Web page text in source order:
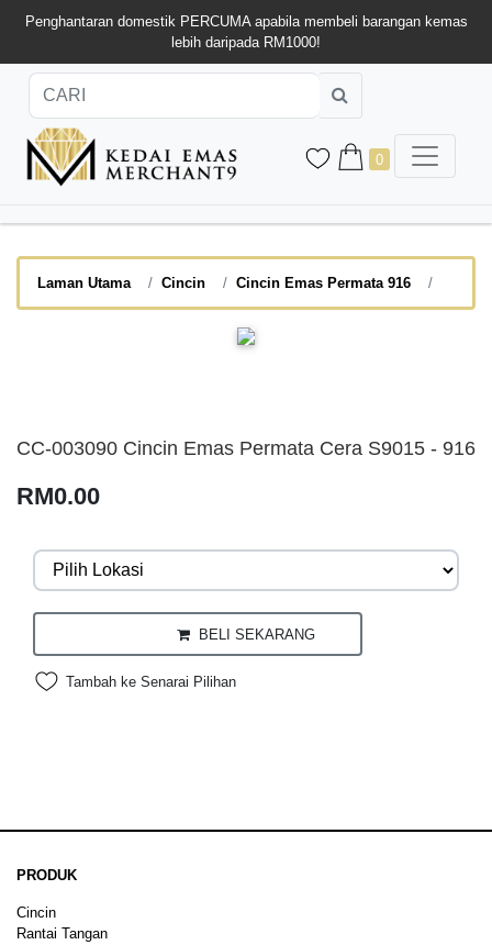
Penghantaran domestik PERCUMA apabila membeli barangan kemas
lebih daripada RM1000!
0
Laman Utama Cincin Cincin Emas Permata 916
CC-003090 Cincin Emas Permata Cera S9015 - 916
RM0.00
BELI SEKARANG
Tambah ke Senarai Pilihan
PRODUK
Cincin
Rantai Tangan